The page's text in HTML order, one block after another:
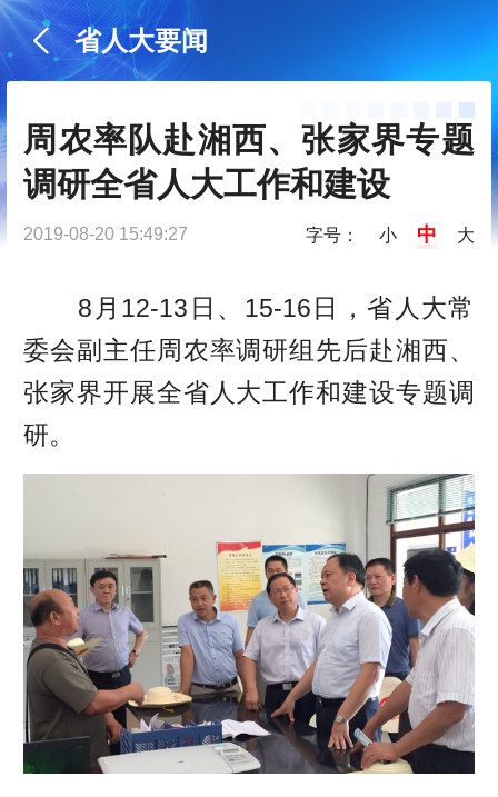
省人大要闻
周农率队赴湘西、张家界专题
调研全省人大工作和建设
2019-08-20 15:49:27 字号： 小 中 大
8月12-13日、15-16日，省人大常
委会副主任周农率调研组先后赴湘西、
张家界开展全省人大工作和建设专题调
研。